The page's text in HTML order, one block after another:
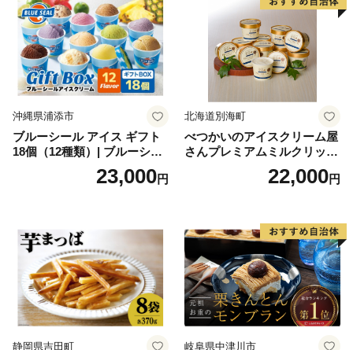
沖縄県浦添市
ブルーシール アイス ギフト
18個（12種類）| ブルーシー
ルアイス ブルーシールアイ
スクリーム 着日指定可能 送
誕生日 カップ 詰め合わせ バ
ラエティ | バニラ チョコレー
ト ストロベリー ピスタチオ
バニラ＆クッキー ウベ 沖縄
紅イモ 塩ちんすこう 沖縄シ
ークヮーサー 沖縄黒糖 琉球
ロイヤルミルクティ 沖縄パ
イン
23,000円
北海道別海町
べつかいのアイスクリーム屋
さんプレミアムミルクリッチ
12個（AP-01）（ 北海道アイ
ス 北海道産アイス アイス ア
道産アイス 道産アイスクリ
ーム ギフト 詰合せ 詰め合わ
せ ふるさと納税 ）
22,000円
静岡県吉田町 岐阜県中津川市